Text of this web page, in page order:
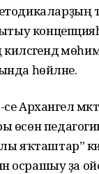
һөйләне.
се Архангел
педагогик
яҡташтар”
осрашыу ҙа